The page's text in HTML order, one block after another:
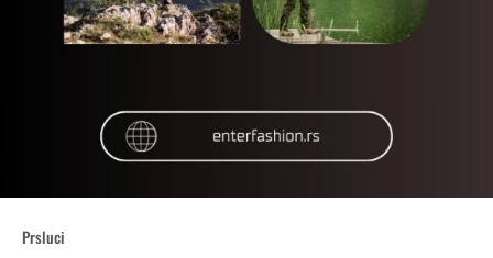
Prsluci